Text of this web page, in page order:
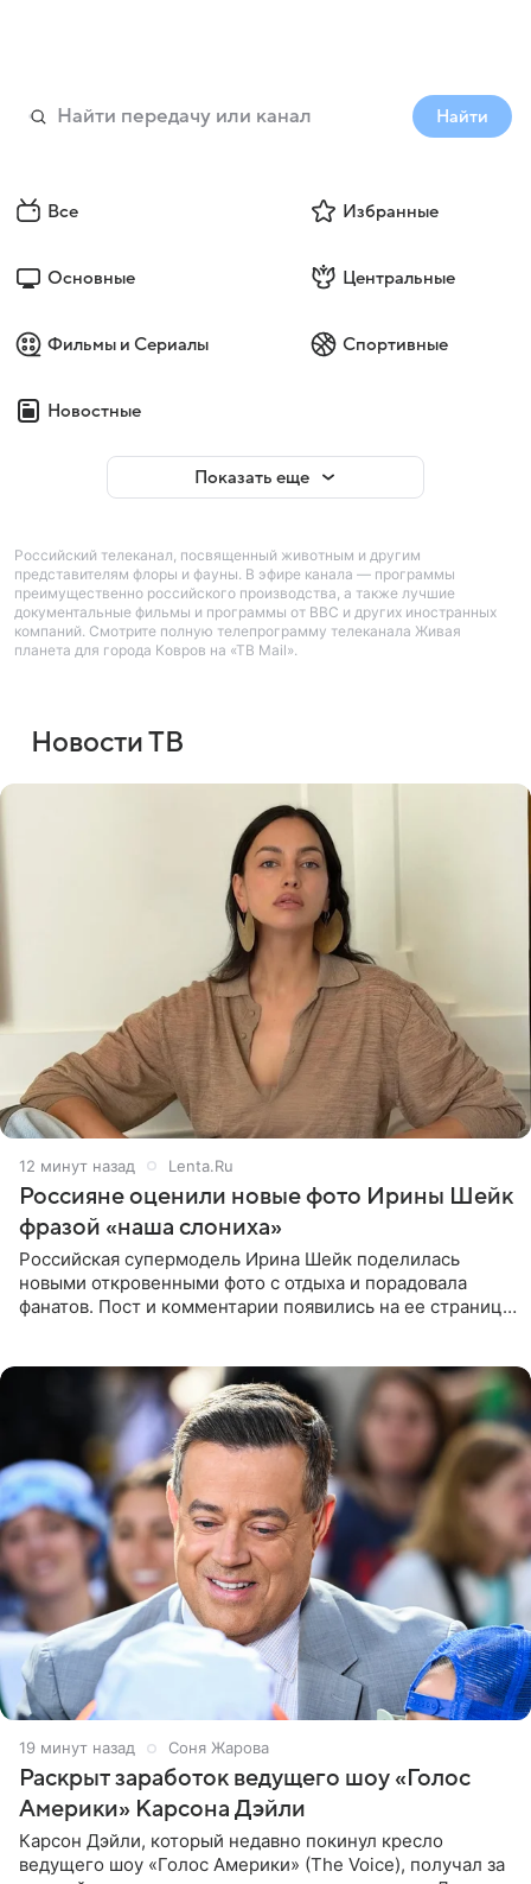
Найти
Все Избранные
Основные Центральные
Фильмы и Сериалы Спортивные
Новостные
Показать еще
Российский телеканал, посвященный животным и другим
представителям флоры и фауны. В эфире канала — программы
преимущественно российского производства, а также лучшие
документальные фильмы и программы от BBC и других иностранных
компаний. Смотрите полную телепрограмму телеканала Живая
планета для города Ковров на «ТВ Mail».
Новости ТВ
13 минут назад Lenta.Ru
Россияне оценили новые фото Ирины Шейк
фразой «наша слониха»
Российская супермодель Ирина Шейк поделилась
новыми откровенными фото с отдыха и порадовала
фанатов. Пост и комментарии появились на ее странице
20 минут назад Соня Жарова
Раскрыт заработок ведущего шоу «Голос
Америки» Карсона Дэйли
Карсон Дэйли, который недавно покинул кресло
ведущего шоу «Голос Америки» (The Voice), получал за